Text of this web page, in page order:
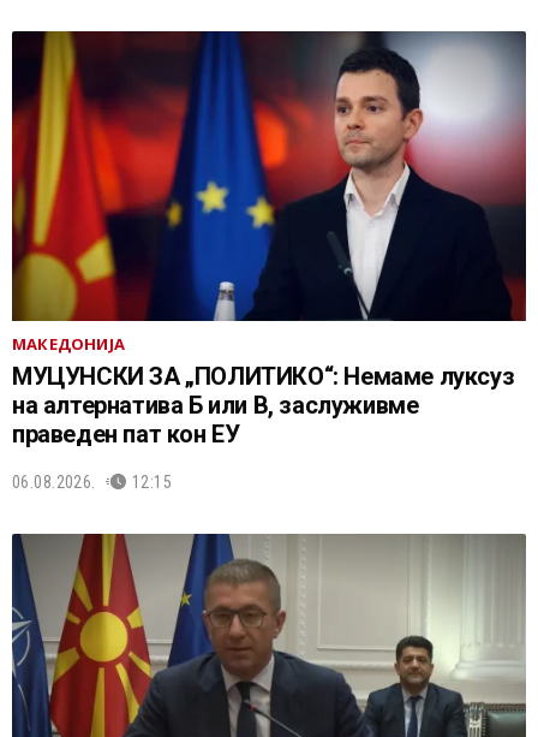
МАКЕДОНИЈА
МУЦУНСКИ ЗА „ПОЛИТИКО“: Немаме луксуз
на алтернатива Б или В, заслуживме
праведен пат кон ЕУ
06.08.2026. 12:15